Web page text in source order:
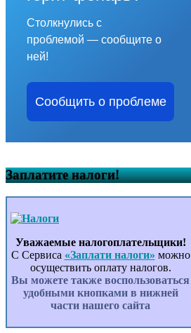
Столкнулись с
проблемой — сообщите о
ней!
Сообщить о проблеме
Заплатите налоги!
Уважаемые налогоплательщики!
С Сервиса «Заплати налоги» можно
осуществить оплату налогов.
Вы можете также воспользоваться
удобными кнопками в нижней
части нашего сайта